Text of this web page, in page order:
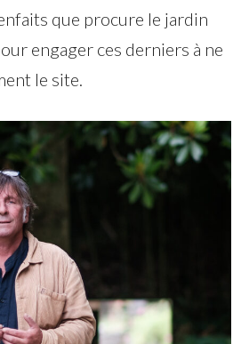
que procure le jardin
engager ces derniers à ne
le site.